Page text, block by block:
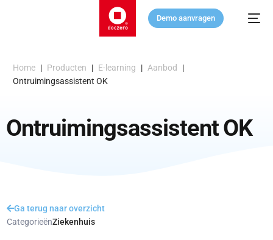
Demo aanvragen
Home | Producten | E-learning | Aanbod
|
Ontruimingsassistent OK
Ontruimingsassistent OK
Ga terug naar overzicht
CategorieënZiekenhuis